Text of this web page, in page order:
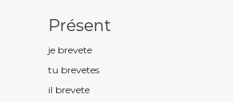
Présent
je brevete
tu brevetes
il brevete